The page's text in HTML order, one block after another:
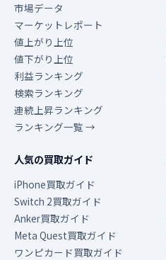
市場データ
マーケットレポート
値上がり上位
値下がり上位
利益ランキング
検索ランキング
連続上昇ランキング
ランキング一覧 →
人気の買取ガイド
iPhone買取ガイド
Switch 2買取ガイド
Anker買取ガイド
Meta Quest買取ガイド
ワンピカード買取ガイド